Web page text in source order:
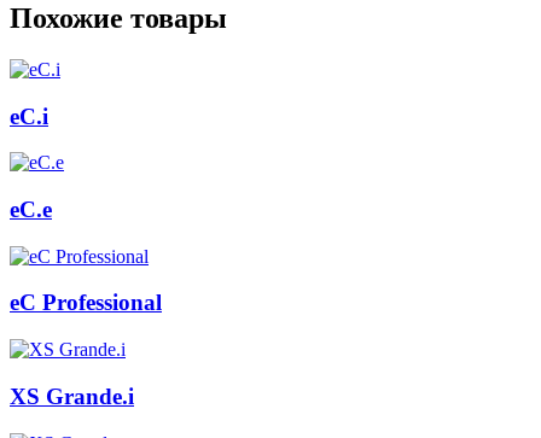
Похожие товары
eC.i
eC.e
eC Professional
XS Grande.i